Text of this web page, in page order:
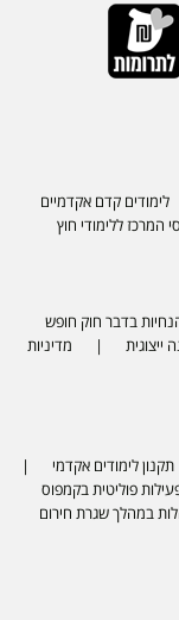
לימודים קדם אקדמיים
המרכז ללימודי חוץ
בדבר חוק חופש
מדיניות
תקנון לימודים אקדמי
פוליטית בקמפוס
במהלך שגרת חירום